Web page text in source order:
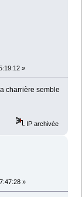
»
charrière semble
IP archivée
»